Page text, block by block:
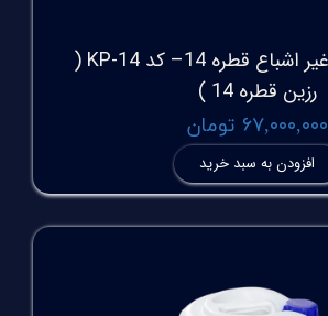
رزین پلی استر غیر اشباع قطره 14– کد KP-14 (
رزین قطره 14 )
۶۷,۰۰۰,۰۰۰ تومان
افزودن به سبد خرید